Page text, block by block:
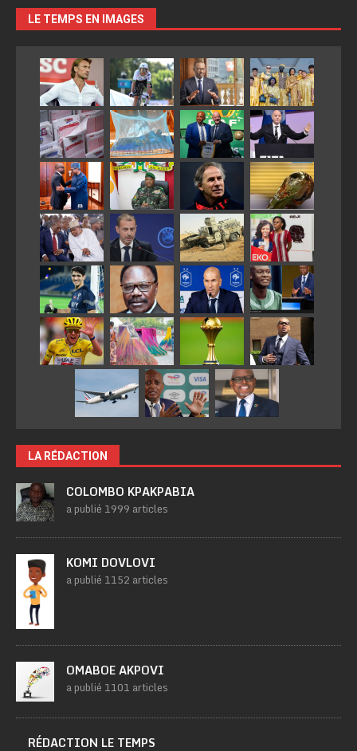
LE TEMPS EN IMAGES
LA RÉDACTION
COLOMBO KPAKPABIA
a publié 1999 articles
KOMI DOVLOVI
a publié 1152 articles
OMABOE AKPOVI
a publié 1101 articles
RÉDACTION LE TEMPS